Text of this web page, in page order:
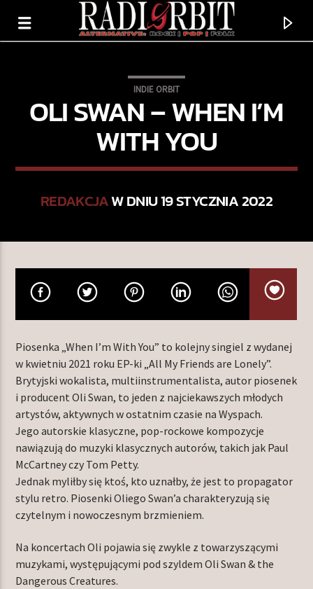
BELLS BLEED & BLOOM
TERAZ W RAMÓWCE
TOP ORBIT
20:00 22:00
NASTĘPNIE W RAMÓWCE
INDIE ORBIT
22:00 24:00
Radio Orbit
INDIE ORBIT
OLI SWAN – WHEN I’M
WITH YOU
REDAKCJAW DNIU 19 STYCZNIA 2022
Piosenka „When I’m With You” to kolejny singiel z wydanej
w kwietniu 2021 roku EP-ki „All My Friends are Lonely”.
Brytyjski wokalista, multiinstrumentalista, autor piosenek
i producent Oli Swan, to jeden z najciekawszych młodych
artystów, aktywnych w ostatnim czasie na Wyspach.
Jego autorskie klasyczne, pop-rockowe kompozycje
nawiązują do muzyki klasycznych autorów, takich jak Paul
McCartney czy Tom Petty.
Jednak myliłby się ktoś, kto uznałby, że jest to propagator
stylu retro. Piosenki Oliego Swan’a charakteryzują się
czytelnym i nowoczesnym brzmieniem.
Na koncertach Oli pojawia się zwykle z towarzyszącymi
muzykami, występującymi pod szyldem Oli Swan & the
Dangerous Creatures.